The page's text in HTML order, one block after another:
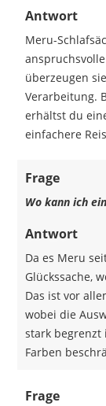
Antwort
Meru-
überzeugen
Verarbeitung.
erhältst du
einfachere
Frage
Wo kann ich
Antwort
Da es Meru
Glückssache,
Das ist vor
wobei die
stark begrenzt
Farben
Frage